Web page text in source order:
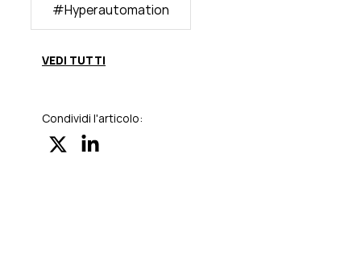
#Hyperautomation
VEDI TUTTI
Condividi l'articolo: